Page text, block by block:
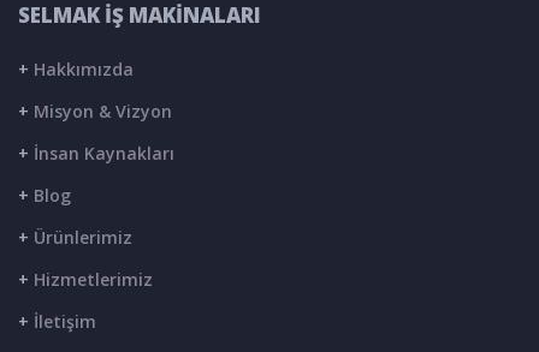
SELMAK İŞ MAKİNALARI
+ Hakkımızda
+ Misyon & Vizyon
+ İnsan Kaynakları
+ Blog
+ Ürünlerimiz
+ Hizmetlerimiz
+ İletişim